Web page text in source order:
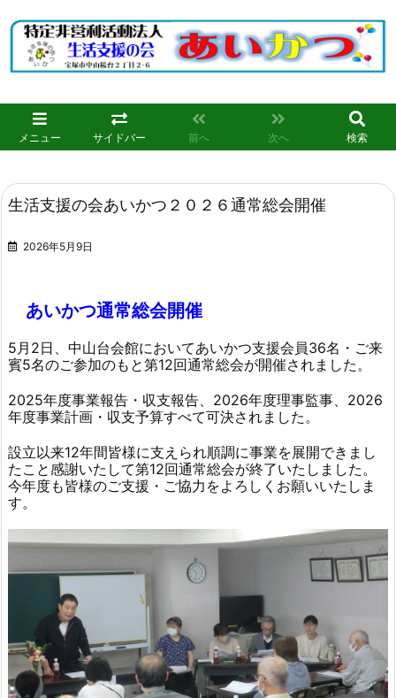
メニュー サイドバー 前へ 次へ 検索
生活支援の会あいかつ２０２６通常総会開催
2026年5月9日
あいかつ通常総会開催
5月2日、中山台会館においてあいかつ支援会員36名・ご来
賓5名のご参加のもと第12回通常総会が開催されました。
2025年度事業報告・収支報告、2026年度理事監事、2026
年度事業計画・収支予算すべて可決されました。
設立以来12年間皆様に支えられ順調に事業を展開できまし
たこと感謝いたして第12回通常総会が終了いたしました。
今年度も皆様のご支援・ご協力をよろしくお願いいたしま
す。